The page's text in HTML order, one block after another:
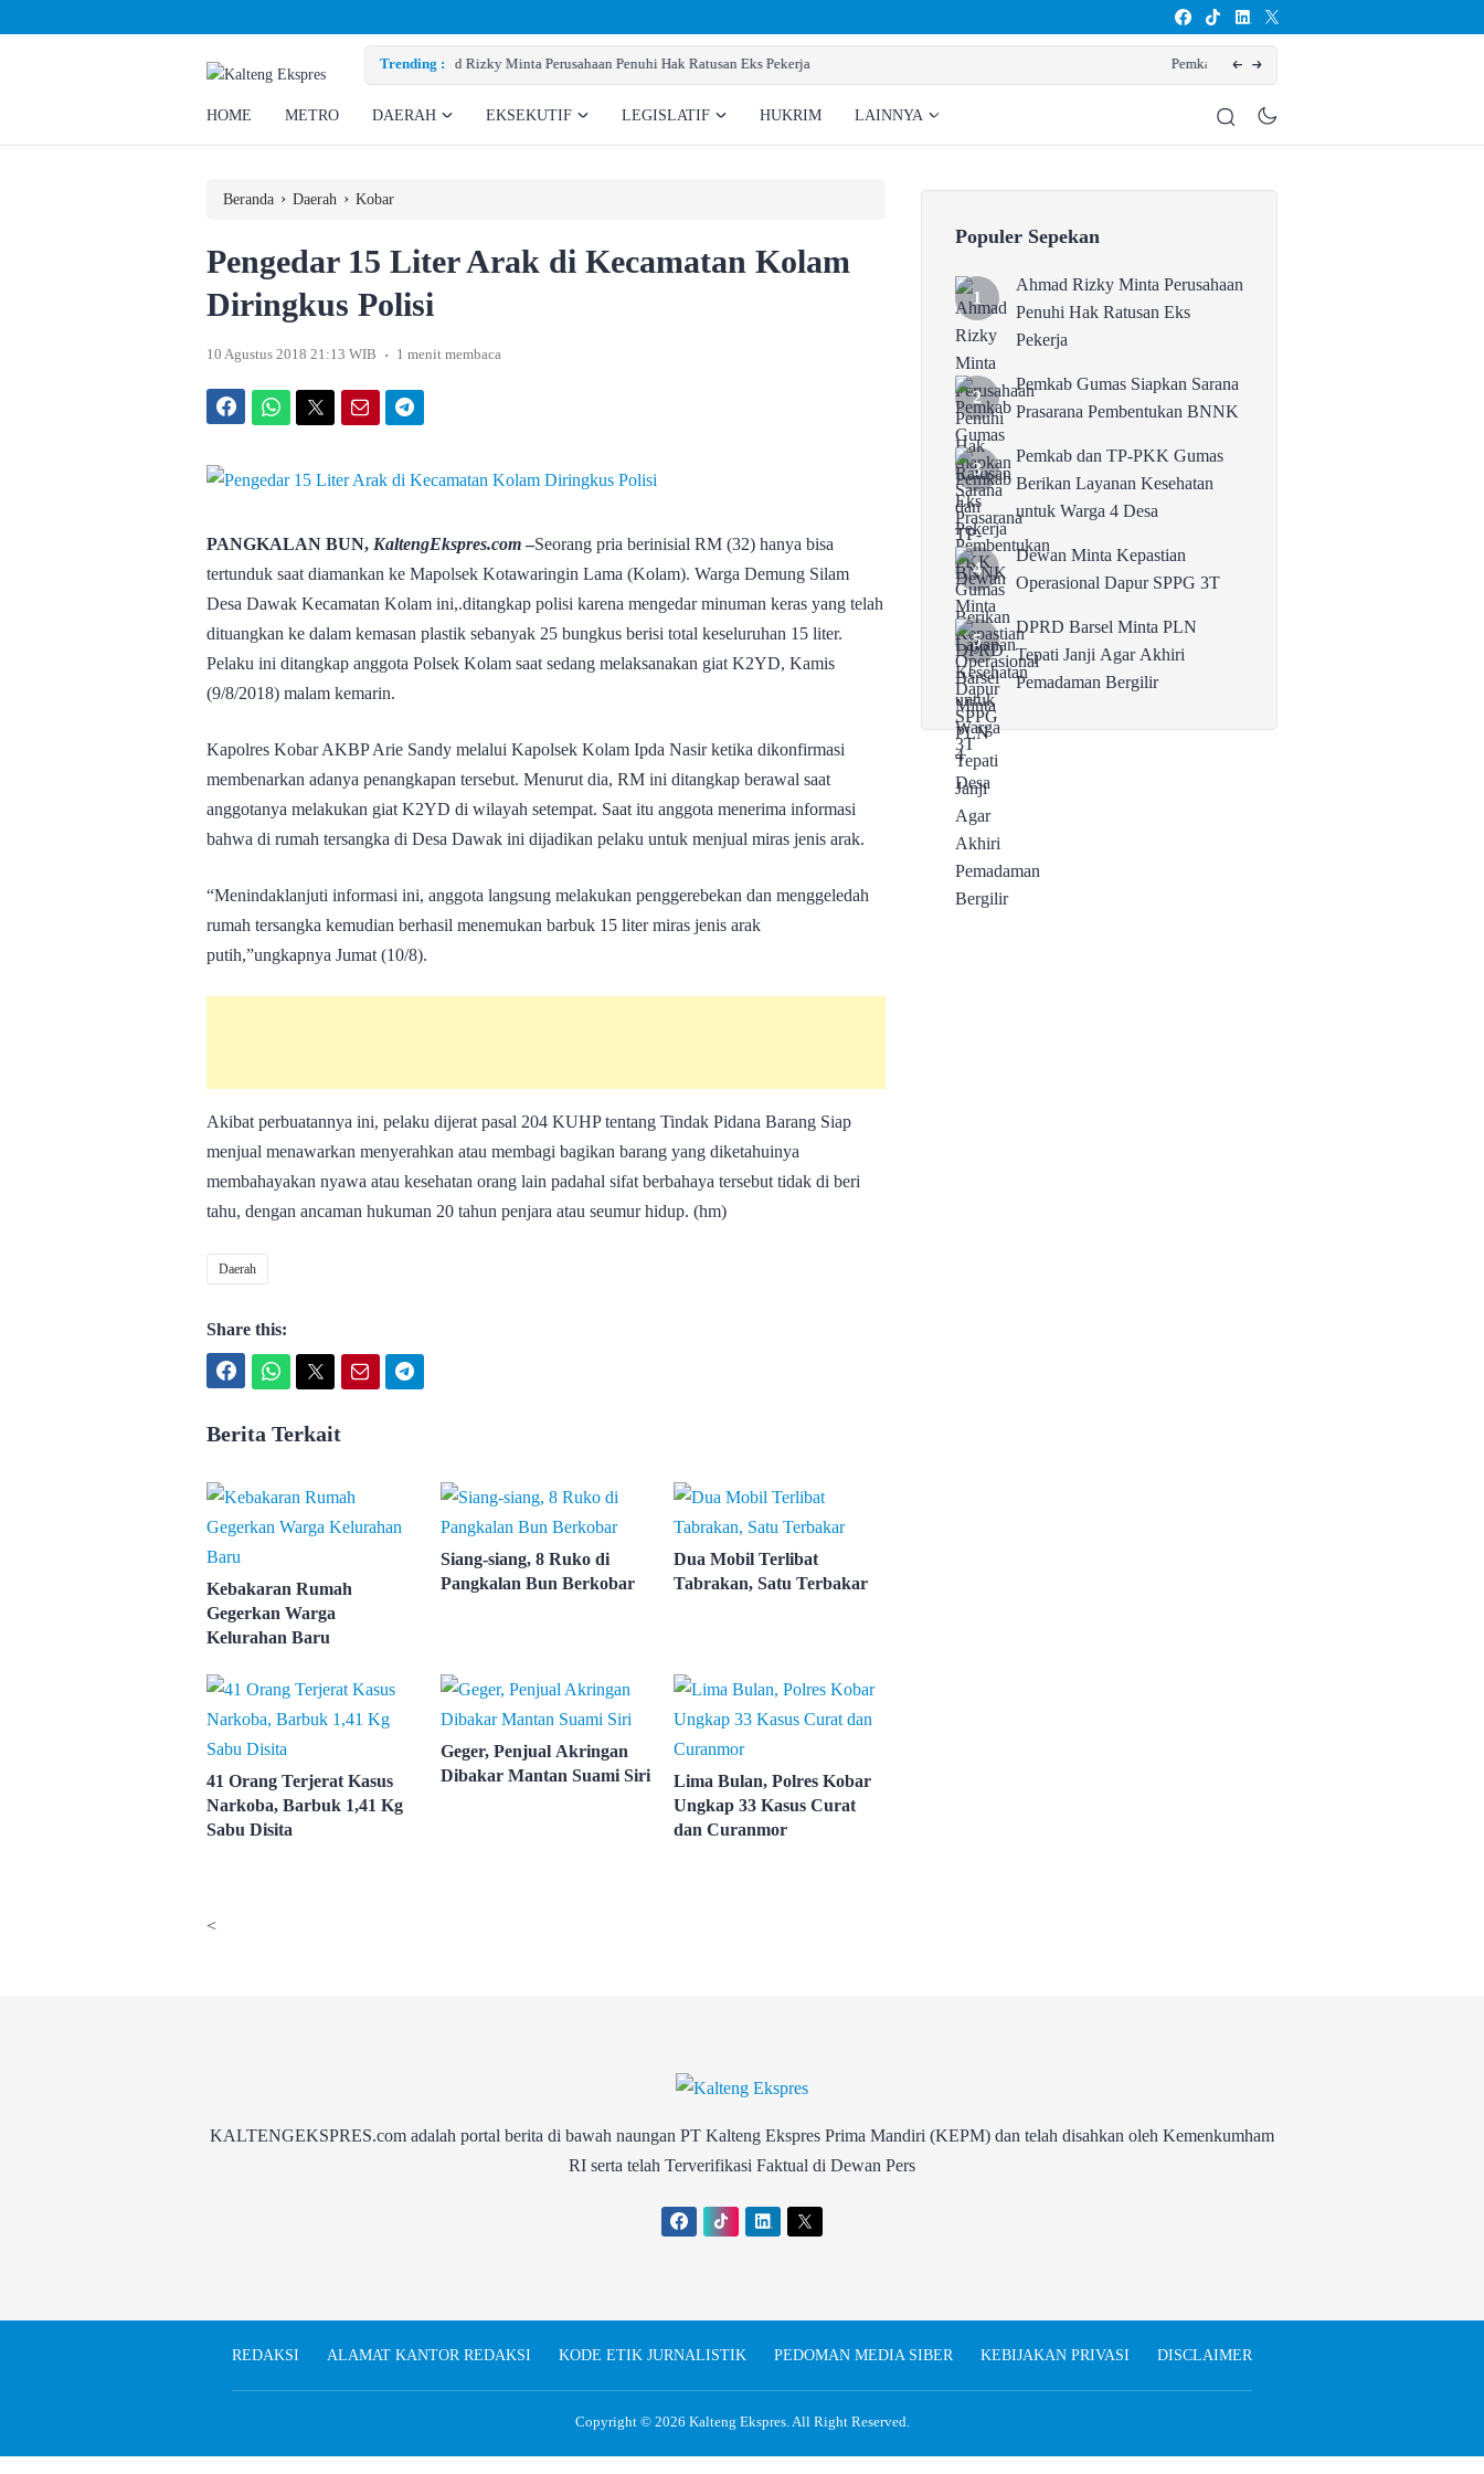
Trending :
Minta Perusahaan Penuhi Hak Ratusan Eks Pekerja Pemkab Gumas Siapkan Sarana Prasarana Pembentukan BNNK
HOME METRO DAERAH EKSEKUTIF LEGISLATIF HUKRIM LAINNYA
Beranda › Daerah › Kobar
Pengedar 15 Liter Arak di Kecamatan Kolam
Diringkus Polisi
10 Agustus 2018 21:13 WIB . 1 menit membaca
PANGKALAN BUN, KaltengEkspres.com–Seorang pria berinisial RM (32) hanya bisa
tertunduk saat diamankan ke Mapolsek Kotawaringin Lama (Kolam). Warga Demung Silam
Desa Dawak Kecamatan Kolam ini,.ditangkap polisi karena mengedar minuman keras yang telah
dituangkan ke dalam kemasan plastik sebanyak 25 bungkus berisi total keseluruhan 15 liter.
Pelaku ini ditangkap anggota Polsek Kolam saat sedang melaksanakan giat K2YD, Kamis
(9/8/2018) malam kemarin.
Kapolres Kobar AKBP Arie Sandy melalui Kapolsek Kolam Ipda Nasir ketika dikonfirmasi
membenarkan adanya penangkapan tersebut. Menurut dia, RM ini ditangkap berawal saat
anggotanya melakukan giat K2YD di wilayah setempat. Saat itu anggota menerima informasi
bahwa di rumah tersangka di Desa Dawak ini dijadikan pelaku untuk menjual miras jenis arak.
“Menindaklanjuti informasi ini, anggota langsung melakukan penggerebekan dan menggeledah
rumah tersangka kemudian berhasil menemukan barbuk 15 liter miras jenis arak
putih,”ungkapnya Jumat (10/8).
Akibat perbuatannya ini, pelaku dijerat pasal 204 KUHP tentang Tindak Pidana Barang Siap
menjual menawarkan menyerahkan atau membagi bagikan barang yang diketahuinya
membahayakan nyawa atau kesehatan orang lain padahal sifat berbahaya tersebut tidak di beri
tahu, dengan ancaman hukuman 20 tahun penjara atau seumur hidup. (hm)
Daerah
Share this:
Berita Terkait
Kebakaran Rumah
Gegerkan Warga
Kelurahan Baru
Siang-siang, 8 Ruko di
Pangkalan Bun Berkobar
Dua Mobil Terlibat
Tabrakan, Satu Terbakar
41 Orang Terjerat Kasus
Narkoba, Barbuk 1,41 Kg
Sabu Disita
Geger, Penjual Akringan
Dibakar Mantan Suami Siri
Lima Bulan, Polres Kobar
Ungkap 33 Kasus Curat
dan Curanmor
Populer Sepekan
Ahmad Rizky Minta Perusahaan
Penuhi Hak Ratusan Eks
Pekerja
Pemkab Gumas Siapkan Sarana
Prasarana Pembentukan BNNK
Pemkab dan TP-PKK Gumas
Berikan Layanan Kesehatan
untuk Warga 4 Desa
Dewan Minta Kepastian
Operasional Dapur SPPG 3T
DPRD Barsel Minta PLN
Tepati Janji Agar Akhiri
Pemadaman Bergilir
<
KALTENGEKSPRES.com adalah portal berita di bawah naungan PT Kalteng Ekspres Prima Mandiri (KEPM) dan telah disahkan oleh Kemenkumham
RI serta telah Terverifikasi Faktual di Dewan Pers
REDAKSI ALAMAT KANTOR REDAKSI KODE ETIK JURNALISTIK PEDOMAN MEDIA SIBER KEBIJAKAN PRIVASI DISCLAIMER
Copyright © 2026 Kalteng Ekspres. All Right Reserved.